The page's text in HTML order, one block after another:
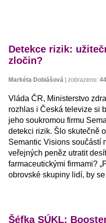
Detekce rizik:
zločin?
Markéta Dobiášová zobrazeno:
Vláda ČR, Ministerstvo
rozhlas i Česká televize si
jeho soukromou firmu
detekci rizik. Šlo skutečně
Semantic Visions součástí
veřejných peněz utratit
farmaceutickými firmami?
obrovské skupiny lidí, by
Šéfka SÚKL: